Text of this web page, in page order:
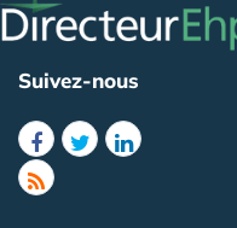
Suivez-nous